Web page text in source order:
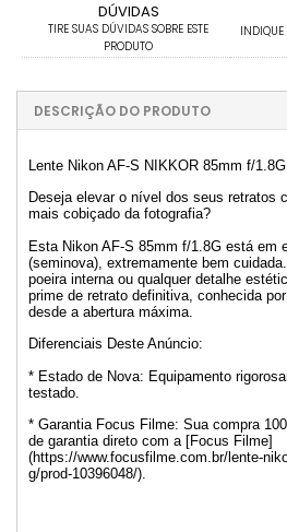
DÚVIDAS
TIRE SUAS DÚVIDAS SOBRE ESTE
PRODUTO
INDIQUE
DESCRIÇÃO DO PRODUTO
Lente Nikon AF-S NIKKOR 85mm f/
Deseja elevar o nível dos seus retratos
mais cobiçado da fotografia?
Esta Nikon AF-S 85mm f/1.8G está em
(seminova), extremamente bem
poeira interna ou qualquer detalhe
prime de retrato definitiva, conhecida
desde a abertura máxima.
Diferenciais Deste Anúncio:
* Estado de Nova: Equipamento
testado.
* Garantia Focus Filme: Sua compra
de garantia direto com a [Focus Filme]
(https://www.focusfilme.com.br/lente-
g/prod-10396048/).